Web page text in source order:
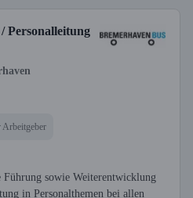
Personalleitung
Arbeitgeber
sowie Weiterentwicklung
in Personalthemen bei allen